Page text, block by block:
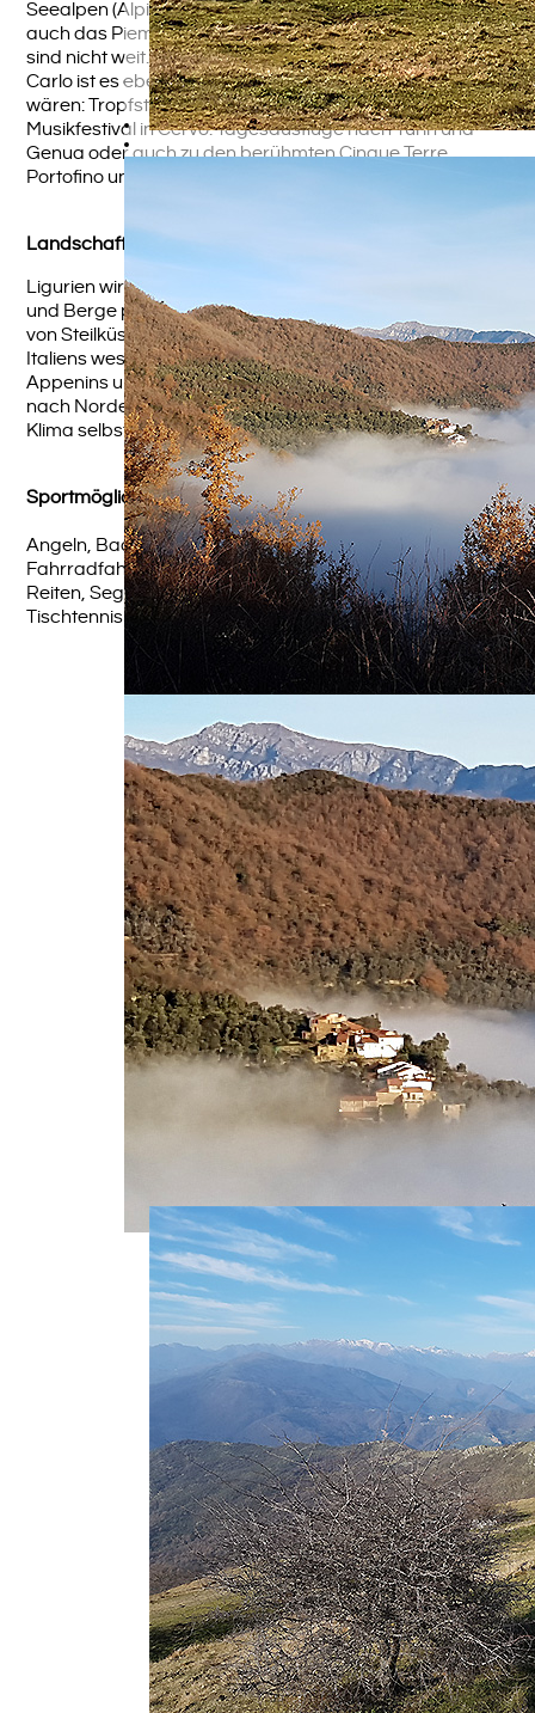
Seealpen (Alpi marittimi) mit bis zu 2500m Höhe oder
auch das Piemont mit zahlreichen historischen Orten
sind nicht weit. Zur Cote d’Azur mit Nizza oder Monte
Carlo ist es ebenfalls nur eine Stunde. Weitere Ideen
wären: Tropfsteinhöhlen von Toirano, jährliches
Musikfestival in Cervo. Tagesausflüge nach Turin und
Genua oder auch zu den berühmten Cinque Terre,
Portofino und Rappallo.
Landschaft Liguriens
Ligurien wird von Italienliebhabern sehr geschätzt. Meer
und Berge prägen in einem atemberaubenden Wechsel
von Steilküsten und Sandbuchten das Landschaftsbild
Italiens westlichster Küstenregion. Die Ausläufer des
Appenins und vor allem die Seealpen riegeln Ligurien
nach Norden hin ab und lassen im milden mediterranen
Klima selbst Zitronen gedeihen.
Sportmöglichkeiten in der nahen Umgebung
Angeln, Baden, Tauchen, Bergsteigen, Klettern,
Fahrradfahren, Golfen, Inlineskating, Mountainbiking,
Reiten, Segeln, Surfen, Tauchen, Tennis, Wandern,
Tischtennis (im Haus)